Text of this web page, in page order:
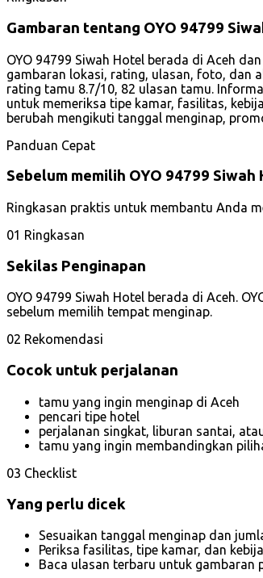
Gambaran tentang OYO 94799
OYO 94799 Siwah Hotel berada di Aceh
gambaran lokasi, rating, ulasan, foto, dan
rating tamu 8.7/10, 82 ulasan tamu.
untuk memeriksa tipe kamar, fasilitas,
berubah mengikuti tanggal menginap,
Panduan Cepat
Sebelum memilih OYO 94799 Siwah
Ringkasan praktis untuk membantu Anda
01 Ringkasan
Sekilas Penginapan
OYO 94799 Siwah Hotel berada di Aceh.
sebelum memilih tempat menginap.
02 Rekomendasi
Cocok untuk perjalanan
tamu yang ingin menginap di Aceh
pencari tipe hotel
perjalanan singkat, liburan santai,
tamu yang ingin membandingkan
03 Checklist
Yang perlu dicek
Sesuaikan tanggal menginap dan
Periksa fasilitas, tipe kamar, dan
Baca ulasan terbaru untuk gambaran